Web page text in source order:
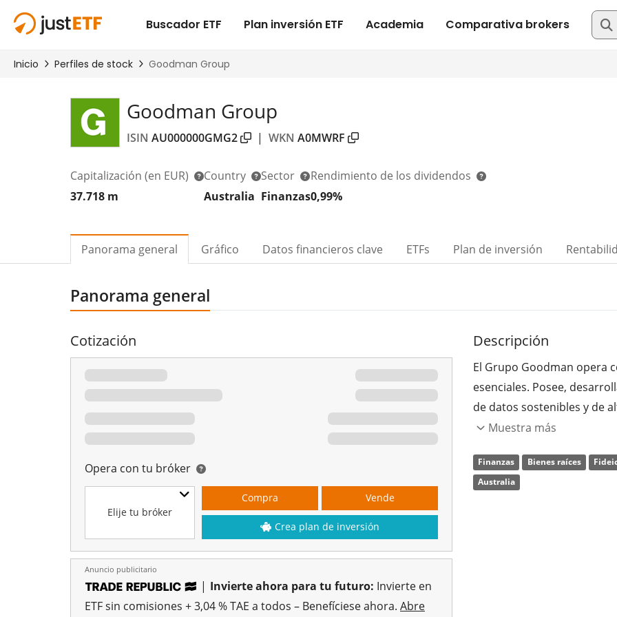
Goodman Group
ISIN AU000000GMG2 | WKN A0MWRF
Capitalización (en EUR)
37.718 m
Country
Australia
Sector
Finanzas
Rendimiento de los dividendos
0,99%
Panorama general Gráfico Datos financieros clave ETFs Plan de inversión
Panorama general
Cotización
Opera con tu bróker
Elije tu bróker
Compra Vende
Crea plan de inversión
Anuncio publicitario
| Invierte ahora para tu futuro: Invierte en
ETF sin comisiones + 3,04 % TAE a todos – Benefíciese ahora. Abre
Descripción
El Grupo Goodman opera
esenciales. Posee,
de datos sostenibles y de
mundo, que son
almacenes, industrias
empresariales y centros de
Muestra más
Finanzas Bienes raíces
Australia